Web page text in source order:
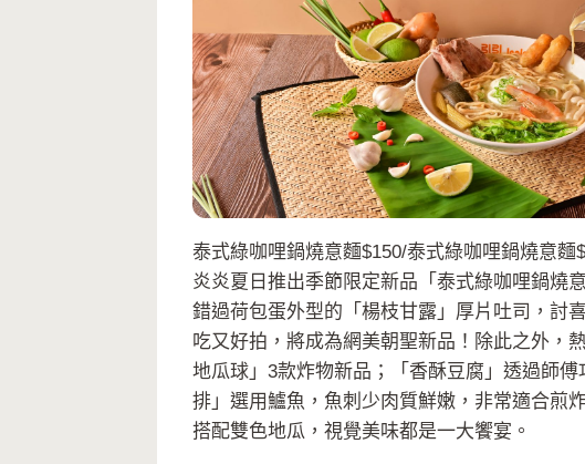
泰式綠咖哩鍋燒意麵$150/泰式綠咖哩鍋燒意麵
炎炎夏日推出季節限定新品「泰式綠咖哩鍋燒
錯過荷包蛋外型的「楊枝甘露」厚片吐司，討
吃又好拍，將成為網美朝聖新品！除此之外，
地瓜球」3款炸物新品；「香酥豆腐」透過師
排」選用鱸魚，魚刺少肉質鮮嫩，非常適合煎
搭配雙色地瓜，視覺美味都是一大饗宴。